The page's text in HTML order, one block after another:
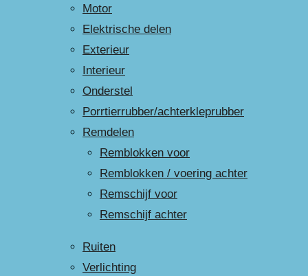
Motor
Elektrische delen
Exterieur
Interieur
Onderstel
Porrtierrubber/achterkleprubber
Remdelen
Remblokken voor
Remblokken / voering achter
Remschijf voor
Remschijf achter
Ruiten
Verlichting